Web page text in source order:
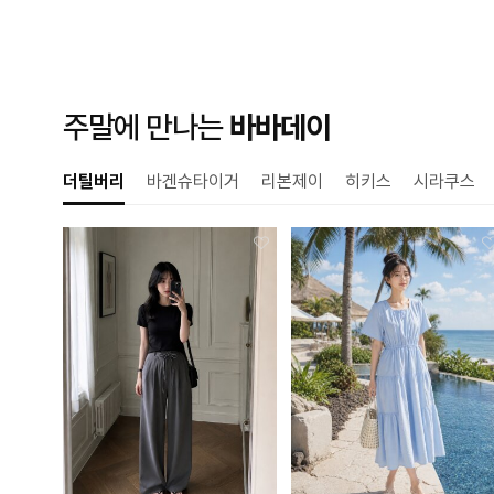
주말에 만나는바바데이
더틸버리 바겐슈타이거 리본제이 히키스 시라쿠스